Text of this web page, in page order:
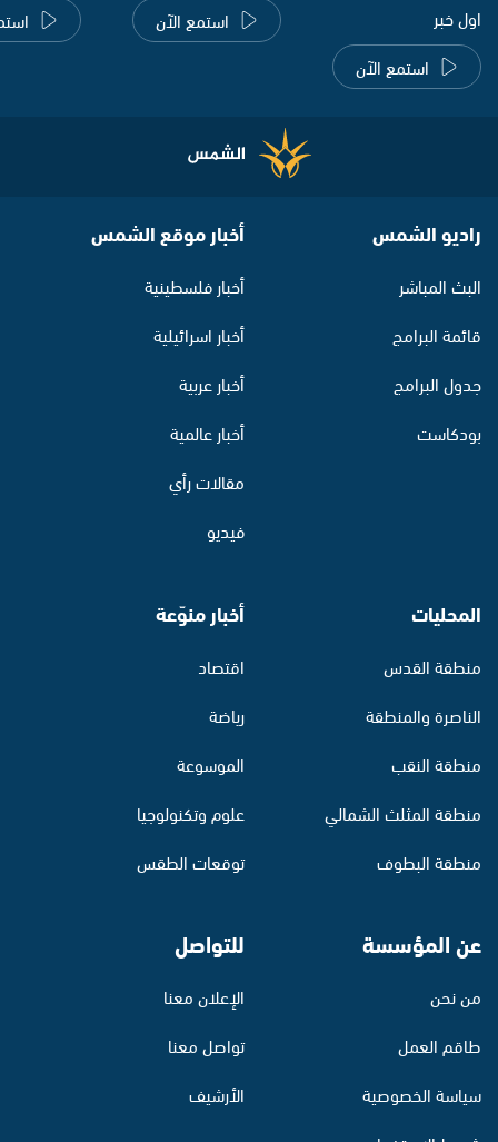
اول خبر
استمع الآن
استمع الآن
راديو الشمس
البث المباشر
قائمة البرامج
جدول البرامج
بودكاست
أخبار موقع الشمس
أخبار فلسطينية
أخبار اسرائيلية
أخبار عربية
أخبار عالمية
مقالات رأي
فيديو
المحليات
منطقة القدس
الناصرة والمنطقة
منطقة النقب
منطقة المثلث الشمالي
منطقة البطوف
أخبار منوّعة
اقتصاد
رياضة
الموسوعة
علوم وتكنولوجيا
توقعات الطقس
عن المؤسسة
من نحن
طاقم العمل
سياسة الخصوصية
للتواصل
الإعلان معنا
تواصل معنا
الأرشيف